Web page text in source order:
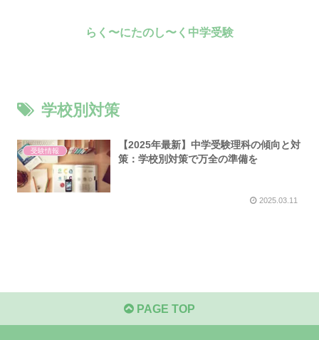
らく〜にたのし〜く中学受験
学校別対策
受験情報
【2025年最新】中学受験理科の傾向と対
策：学校別対策で万全の準備を
2025.03.11
PAGE TOP